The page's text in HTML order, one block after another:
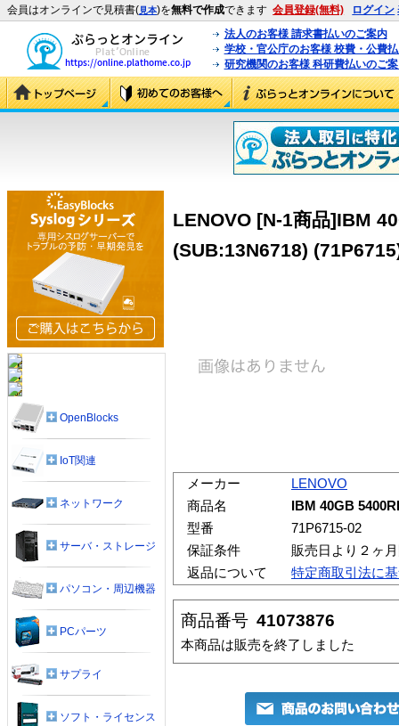
会員はオンラインで見積書(見本)を無料で作成できます 会員登録(無料) ログイン
法人のお客様 請求書払いのご案内
学校・官公庁のお客様 校費・公費
研究機関のお客様 科研費払いのご
LENOVO [N-1商品]IBM
(SUB:13N6718)
メーカー
LENOVO
商品名
IBM 40GB
型番
71P6715-02
保証条件
販売日より２ヶ
返品について
特定商取引法に
商品番号 41073876
本商品は販売を終了しました
OpenBlocks
IoT関連
ネットワーク
サーバ・ストレージ
パソコン・周辺機器
PCパーツ
サプライ
ソフト・ライセンス